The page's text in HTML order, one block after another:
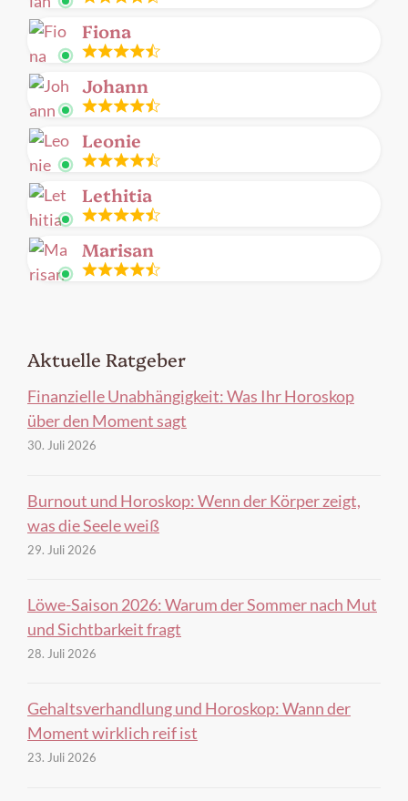
Leitung
frei
Leitung
frei
Fiona
Leitung
frei
Johann
Leitung
frei
Leonie
Leitung
frei
Lethitia
Marisan
Aktuelle Ratgeber
Finanzielle Unabhängigkeit: Was Ihr Horoskop
über den Moment sagt
30. Juli 2026
Burnout und Horoskop: Wenn der Körper zeigt,
was die Seele weiß
29. Juli 2026
Löwe-Saison 2026: Warum der Sommer nach Mut
und Sichtbarkeit fragt
28. Juli 2026
Gehaltsverhandlung und Horoskop: Wann der
Moment wirklich reif ist
23. Juli 2026